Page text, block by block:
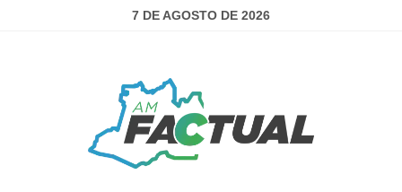
7 DE AGOSTO DE 2026